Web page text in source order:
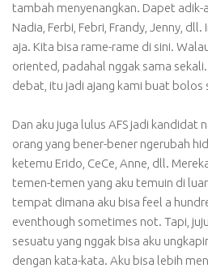
tambah menyenangkan. Dapet adik-
Nadia, Ferbi, Febri, Frandy, Jenny,
aja. Kita bisa rame-rame di sini.
oriented, padahal nggak sama
debat, itu jadi ajang kami buat bolos
Dan aku juga lulus AFS jadi kandidat
orang yang bener-bener ngerubah
ketemu Erido, CeCe, Anne, dll.
temen-temen yang aku temuin di
tempat dimana aku bisa feel a
eventhough sometimes not. Tapi,
sesuatu yang nggak bisa aku
dengan kata-kata. Aku bisa lebih